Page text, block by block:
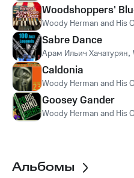
Woodshoppers'
Woody Herman and His
Sabre Dance
Арам Ильич Хачатурян,
Caldonia
Woody Herman and His
Goosey Gander
Woody Herman and His
Альбомы